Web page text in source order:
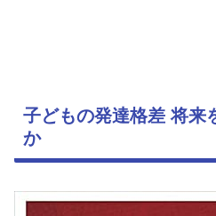
子どもの発達格差 将来
か